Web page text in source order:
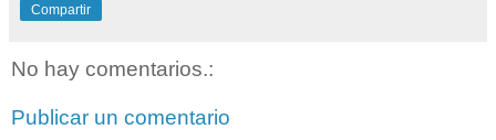
Compartir
No hay comentarios.:
Publicar un comentario